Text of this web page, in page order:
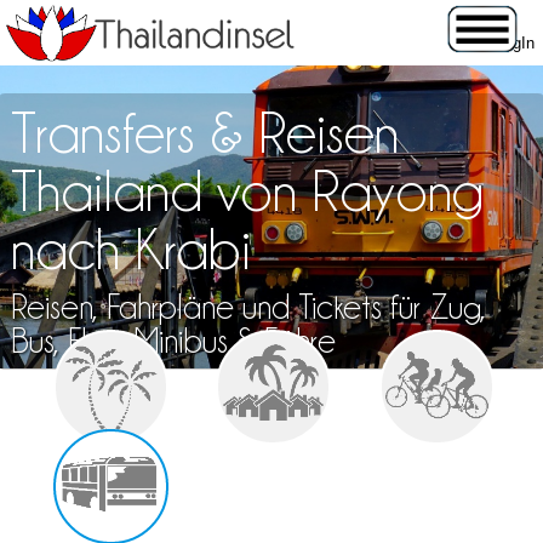
Transfers & Reisen
Thailand von Rayong
nach Krabi
Reisen, Fahrpläne und Tickets für Zug,
Bus, Flug, Minibus & Fähre